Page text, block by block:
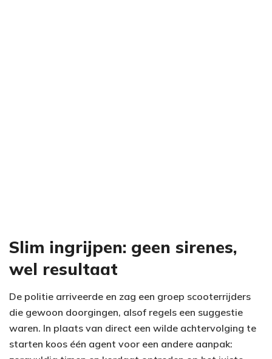
Slim ingrijpen: geen sirenes,
wel resultaat
De politie arriveerde en zag een groep scooterrijders
die gewoon doorgingen, alsof regels een suggestie
waren. In plaats van direct een wilde achtervolging te
starten koos één agent voor een andere aanpak: